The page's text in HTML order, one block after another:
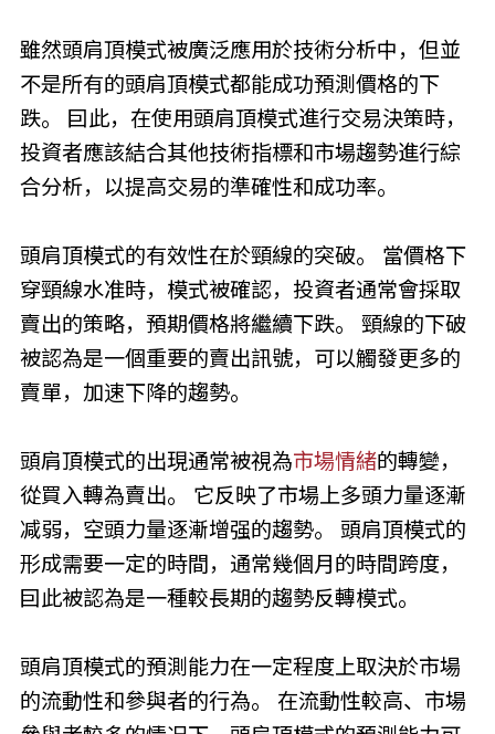
雖然頭肩頂模式被廣泛應用於技術分析中，但並
不是所有的頭肩頂模式都能成功預測價格的下
跌。 囙此，在使用頭肩頂模式進行交易決策時，
投資者應該結合其他技術指標和市場趨勢進行綜
合分析，以提高交易的準確性和成功率。
頭肩頂模式的有效性在於頸線的突破。 當價格下
穿頸線水准時，模式被確認，投資者通常會採取
賣出的策略，預期價格將繼續下跌。 頸線的下破
被認為是一個重要的賣出訊號，可以觸發更多的
賣單，加速下降的趨勢。
頭肩頂模式的出現通常被視為市場情緒的轉變，
從買入轉為賣出。 它反映了市場上多頭力量逐漸
减弱，空頭力量逐漸增强的趨勢。 頭肩頂模式的
形成需要一定的時間，通常幾個月的時間跨度，
囙此被認為是一種較長期的趨勢反轉模式。
頭肩頂模式的預測能力在一定程度上取決於市場
的流動性和參與者的行為。 在流動性較高、市場